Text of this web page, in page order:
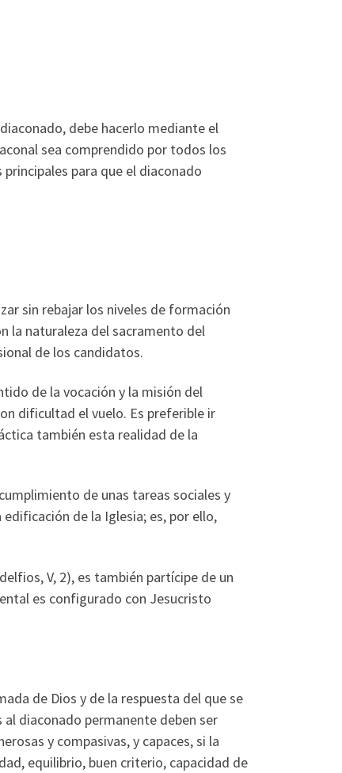
debe hacerlo mediante el
sea comprendido por todos los
para que el diaconado
sin rebajar los niveles de formación
la naturaleza del sacramento del
de los candidatos.
de la vocación y la misión del
dificultad el vuelo. Es preferible ir
también esta realidad de la
de unas tareas sociales y
de la Iglesia; es, por ello,
V, 2), es también partícipe de un
es configurado con Jesucristo
de Dios y de la respuesta del que se
diaconado permanente deben ser
y compasivas, y capaces, si la
equilibrio, buen criterio, capacidad de